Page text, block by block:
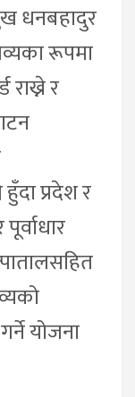
धनबहादुर
रूपमा
राख्ने र
प्रदेश र
योजना